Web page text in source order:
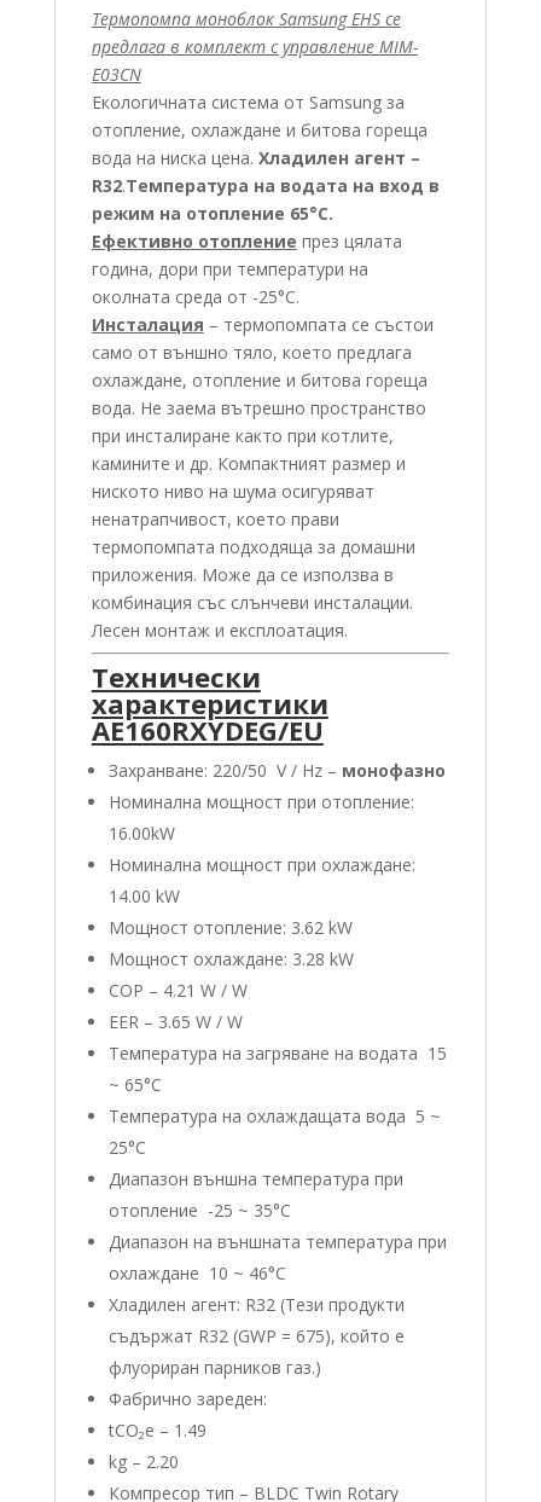
Термопомпа моноблок Samsung EHS се
предлага в комплект с управление MIM-
E03CN
Екологичната система от Samsung за
отопление, охлаждане и битова гореща
вода на ниска цена. Хладилен агент –
R32.Температура на водата на вход в
режим на отопление 65°C.
Ефективно отопление през цялата
година, дори при температури на
околната среда от -25°С.
Инсталация – термопомпата се състои
само от външно тяло, което предлага
охлаждане, отопление и битова гореща
вода. Не заема вътрешно пространство
при инсталиране както при котлите,
камините и др. Компактният размер и
ниското ниво на шума осигуряват
ненатрапчивост, което прави
термопомпата подходяща за домашни
приложения. Може да се използва в
комбинация със слънчеви инсталации.
Лесен монтаж и експлоатация.
Технически
характеристики
AE160RXYDEG/EU
Захранване: 220/50 V / Hz – монофазно
Номинална мощност при отопление:
16.00kW
Номинална мощност при охлаждане:
14.00 kW
Мощност отопление: 3.62 kW
Мощност охлаждане: 3.28 kW
COP – 4.21 W / W
EER – 3.65 W / W
Температура на загряване на водата 15
~ 65°C
Температура на охлаждащата вода 5 ~
25°C
Диапазон външна температура при
отопление -25 ~ 35°C
Диапазон на външната температура при
охлаждане 10 ~ 46°C
Хладилен агент: R32 (Тези продукти
съдържат R32 (GWP = 675), който е
флуориран парников газ.)
Фабрично зареден:
tCO₂e – 1.49
kg – 2.20
Компресор тип – BLDC Twin Rotary